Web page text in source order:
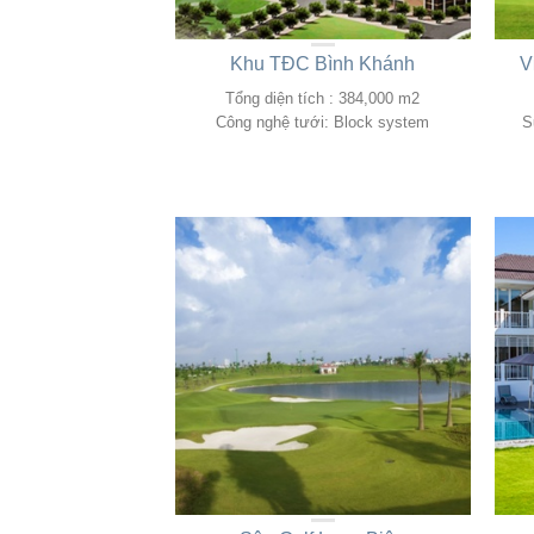
Khu TĐC Bình Khánh
Tổng diện tích : 384,000 m2
Công nghệ tưới: Block system